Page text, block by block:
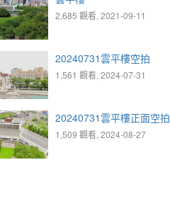
2,685 觀看, 2021-09-11
20240731雲平樓空拍
1,561 觀看, 2024-07-31
20240731雲平樓正面空拍
1,509 觀看, 2024-08-27